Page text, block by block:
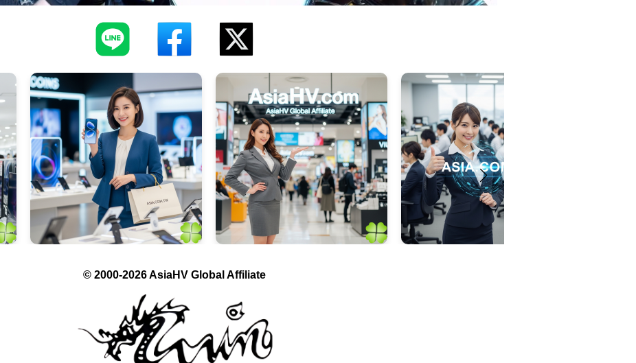
© 2000-2026 AsiaHV Global Affiliate